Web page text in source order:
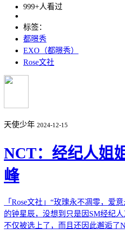
999+人看过
标签：
都暻秀
EXO（都暻秀）
Rose文社
天使少年 2024-12-15
NCT：经纪人姐
峰
「Rose文社」“玫瑰永不凋零，爱
的钟星辰，没想到只是因SM经纪
不仅被选上了，而且还因此邂逅了